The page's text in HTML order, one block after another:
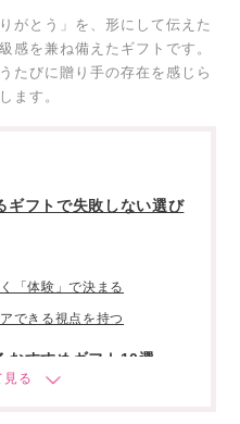
がとう」を、形にして伝えた
感を兼ね備えたギフトです。
たびに贈り手の存在を感じら
ます。
ギフトで失敗しない選び
「体験」で決まる
できる視点を持つ
おすすめギフト10選
ン)トートバッグ